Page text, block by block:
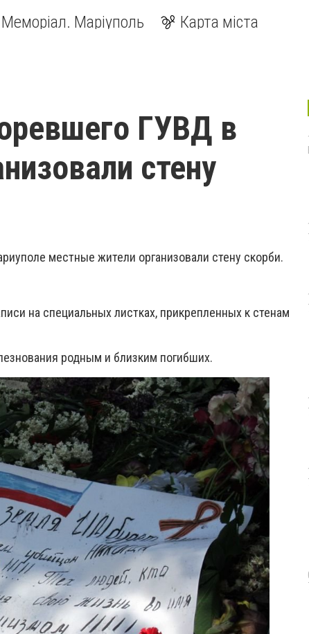
Меморіал. Маріуполь Карта міста
ГУВД в
стену
местные жители организовали стену скорби.
на специальных листках, прикрепленных к стенам
родным и близким погибших.